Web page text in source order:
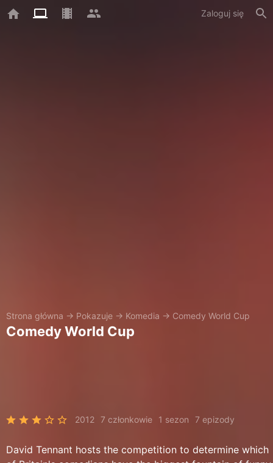
Zaloguj się
Strona główna → Pokazuje → Komedia → Comedy World Cup
Comedy World Cup
2012 7 członkowie 1 sezon 7 epizody
David Tennant hosts the competition to determine which